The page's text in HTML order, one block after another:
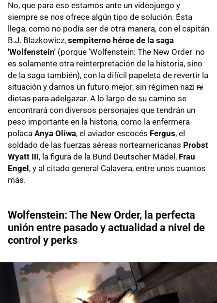
No, que para eso estamos ante un videojuego y
siempre se nos ofrece algún tipo de solución. Ésta
llega, como no podía ser de otra manera, con el capitán
B.J. Blazkowicz, sempiterno héroe de la saga
'Wolfenstein' (porque 'Wolfenstein: The New Order' no
es solamente otra reinterpretación de la historia, sino
de la saga también), con la difícil papeleta de revertir la
situación y darnos un futuro mejor, sin régimen nazi ni
dietas para adelgazar. A lo largo de su camino se
encontrará con diversos personajes que tendrán un
peso importante en la historia, como la enfermera
polaca Anya Oliwa, el aviador escocés Fergus, el
soldado de las fuerzas aéreas norteamericanas Probst
Wyatt III, la figura de la Bund Deutscher Mädel, Frau
Engel , y al citado general Calavera, entre unos cuantos
más.
Wolfenstein: The New Order, la perfecta
unión entre pasado y actualidad a nivel de
control y perks